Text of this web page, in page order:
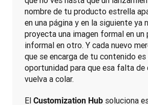
nombre de tu producto estrella
en una página y en la siguiente ya
proyecta una imagen formal en un
informal en otro. Y cada nuevo
que se encarga de tu contenido es
oportunidad para que esa falta de
vuelva a colar.
El Customization Hub soluciona